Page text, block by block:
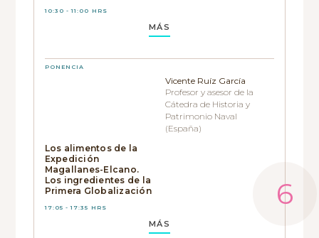
10:30 - 11:00 HRS
MÁS
PONENCIA
Los alimentos de la
Expedición
Magallanes-Elcano.
Los ingredientes de la
Primera Globalización
17:05 - 17:35 HRS
Vicente Ruíz García
Profesor y asesor de la
Cátedra de Historia y
Patrimonio Naval
(España)
MÁS